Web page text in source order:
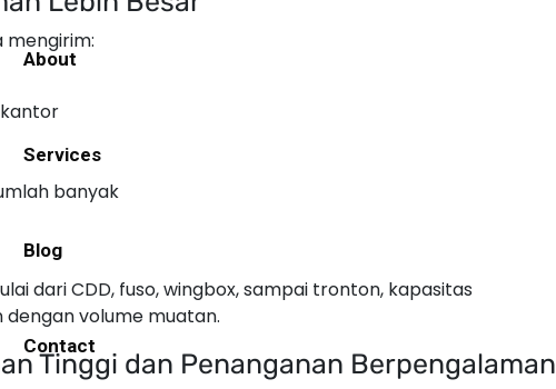
About
Services
Blog
Contact
mengirim:
banyak
dari CDD, fuso, wingbox, sampai tronton, kapasitas
dengan volume muatan.
Tinggi dan Penanganan Berpengalaman